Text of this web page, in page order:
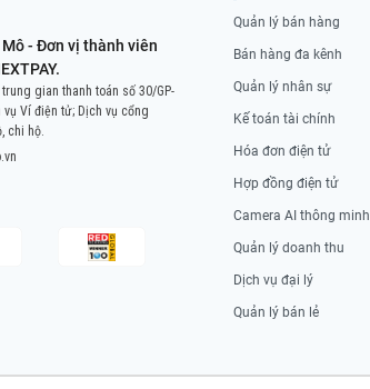
- Đơn vị thành viên
gian thanh toán số 30/GP-
Ví điện tử; Dịch vụ cổng
chi hộ.
Quản lý bán hàng
Bán hàng đa kênh
Quản lý nhân sự
Kế toán tài chính
Hóa đơn điện tử
Hợp đồng điện tử
Camera AI thông minh
Quản lý doanh thu
Dịch vụ đại lý
Quản lý bán lẻ